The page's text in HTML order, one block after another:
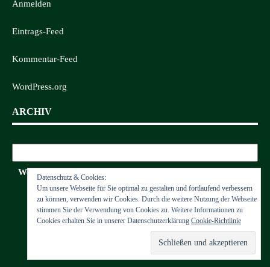
Anmelden
Eintrags-Feed
Kommentar-Feed
WordPress.org
ARCHIV
Wettkämpfe
Datenschutz & Cookies:
Um unsere Webseite für Sie optimal zu gestalten und fortlaufend verbessern
zu können, verwenden wir Cookies. Durch die weitere Nutzung der Webseite
stimmen Sie der Verwendung von Cookies zu. Weitere Informationen zu
Cookies erhalten Sie in unserer Datenschutzerklärung Cookie-Richtlinie